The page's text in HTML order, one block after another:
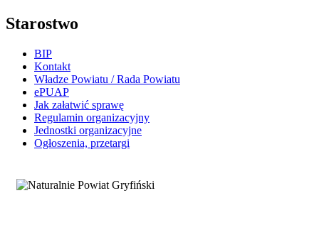
Starostwo
BIP
Kontakt
Władze Powiatu / Rada Powiatu
ePUAP
Jak załatwić sprawę
Regulamin organizacyjny
Jednostki organizacyjne
Ogłoszenia, przetargi